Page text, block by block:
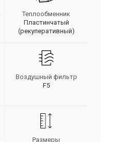
Теплообменник
Пластинчатый
(рекуперативный)
Воздушный фильтр
F5
Размеры